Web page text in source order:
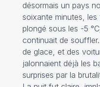
désormais un pays
soixante minutes,
plongé sous les -5
continuait de
de glace, et des
jalonnaient déjà les
surprises par la